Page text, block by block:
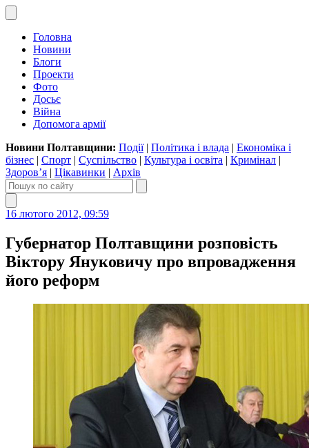
Головна
Новини
Блоги
Проекти
Фото
Досьє
Війна
Допомога армії
Новини Полтавщини: Події| Політика і влада | Економіка і
бізнес | Спорт | Суспільство | Культура і освіта | Кримінал |
Здоров’я | Цікавинки | Архів
16 лютого 2012, 09:59
Губернатор Полтавщини розповість
Віктору Януковичу про впровадження
його реформ